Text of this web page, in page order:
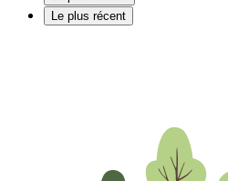
Le plus récent